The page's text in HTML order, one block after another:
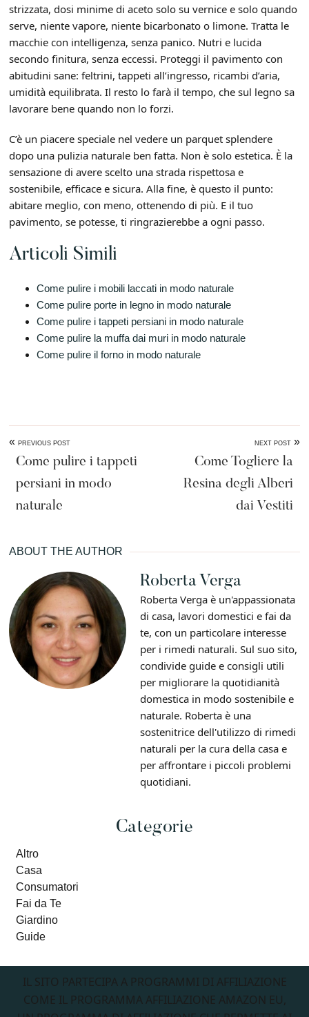
strizzata, dosi minime di aceto solo su vernice e solo quando
serve, niente vapore, niente bicarbonato o limone. Tratta le
macchie con intelligenza, senza panico. Nutri e lucida
secondo finitura, senza eccessi. Proteggi il pavimento con
abitudini sane: feltrini, tappeti all’ingresso, ricambi d’aria,
umidità equilibrata. Il resto lo farà il tempo, che sul legno sa
lavorare bene quando non lo forzi.
C’è un piacere speciale nel vedere un parquet splendere
dopo una pulizia naturale ben fatta. Non è solo estetica. È la
sensazione di avere scelto una strada rispettosa e
sostenibile, efficace e sicura. Alla fine, è questo il punto:
abitare meglio, con meno, ottenendo di più. E il tuo
pavimento, se potesse, ti ringrazierebbe a ogni passo.
Articoli Simili
Come pulire i mobili laccati in modo naturale
Come pulire porte in legno in modo naturale​
Come pulire i tappeti persiani in modo naturale​
Come pulire la muffa dai muri in modo naturale
Come pulire il forno in modo naturale​
« PREVIOUS POST
Come pulire i tappeti
persiani in modo
naturale​
NEXT POST »
Come Togliere la
Resina degli Alberi
dai Vestiti​
ABOUT THE AUTHOR
Roberta Verga
Roberta Verga è un'appassionata
di casa, lavori domestici e fai da
te, con un particolare interesse
per i rimedi naturali. Sul suo sito,
condivide guide e consigli utili
per migliorare la quotidianità
domestica in modo sostenibile e
naturale. Roberta è una
sostenitrice dell'utilizzo di rimedi
naturali per la cura della casa e
per affrontare i piccoli problemi
quotidiani.
Sidebar
Categorie
Altro
Casa
Consumatori
Fai da Te
Giardino
Guide
Footer
IL SITO PARTECIPA A PROGRAMMI DI AFFILIAZIONE
COME IL PROGRAMMA AFFILIAZIONE AMAZON EU,